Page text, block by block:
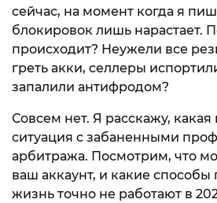
сейчас, на момент когда я
блокировок лишь нарастает.
происходит? Неужели все
греть акки, селлеры
запалили антифродом?
Совсем нет. Я расскажу,
ситуация с забаненными
арбитража. Посмотрим, что
ваш аккаунт, и какие способы
жизнь точно не работают в